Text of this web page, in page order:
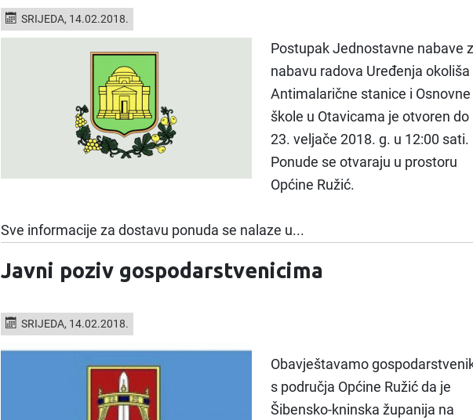
SRIJEDA, 14.02.2018.
Postupak Jednostavne nabave
nabavu radova Uređenja okoliša
Antimalarične stanice i Osnovne
škole u Otavicama je otvoren do
23. veljače 2018. g. u 12:00 sati.
Ponude se otvaraju u prostoru
Općine Ružić.
Sve informacije za dostavu ponuda se nalaze u...
Javni poziv gospodarstvenicima
SRIJEDA, 14.02.2018.
Obavještavamo
s područja Općine Ružić da je
Šibensko-kninska županija na